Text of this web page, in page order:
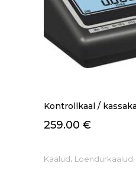
Kontrollkaal /
259.00 €
Kaalud, Loendurkaalud,